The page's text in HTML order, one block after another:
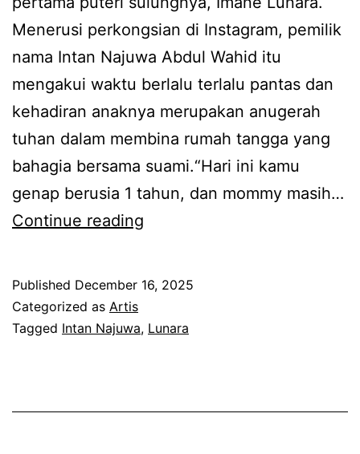
m
a
n
a
n
a
k
p
e
e
m
p
n
n
N
a
j
u
w
a
d
a
k
Menerusi perkongsian di Instagram, pemilik
nama Intan Najuwa Abdul Wahid itu
mengakui waktu berlalu terlalu pantas dan
kehadiran anaknya merupakan anugerah
tuhan dalam membina rumah tangga yang
bahagia bersama suami.“Hari ini kamu
genap berusia 1 tahun, dan mommy masih…
Continue reading
b
l
Published December 16, 2025
Categorized as Artis
Tagged Intan Najuwa, Lunara